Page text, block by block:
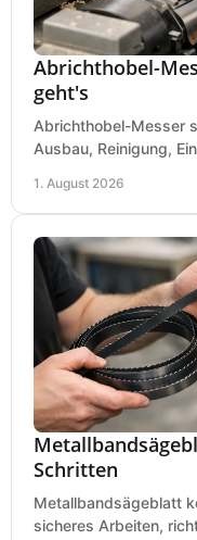
Abrichthobel-
geht's
Abrichthobel-Messer
Ausbau, Reinigung,
1. August 2026
Schritten
Metallbandsägeblatt
sicheres Arbeiten,